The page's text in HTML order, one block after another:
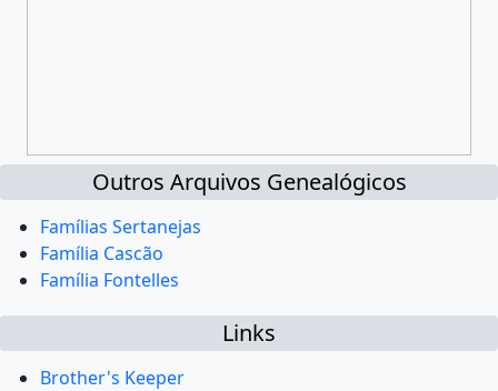
Outros Arquivos Genealógicos
Famílias Sertanejas
Família Cascão
Família Fontelles
Links
Brother's Keeper